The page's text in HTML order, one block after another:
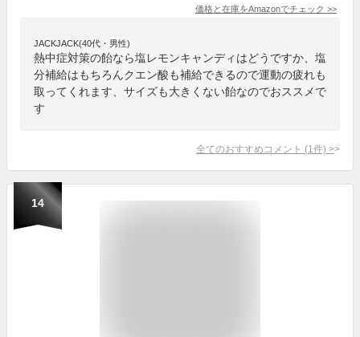
価格と在庫をAmazonでチェック >>
JACKJACK(40代・男性)
熱中症対策の飴なら塩レモンキャンディはどうですか、塩
分補給はもちろんクエン酸も補給できるので運動の疲れも
取ってくれます、サイズも大きくない飴なのでおススメで
す
全てのおすすめコメント (1 件) >
14